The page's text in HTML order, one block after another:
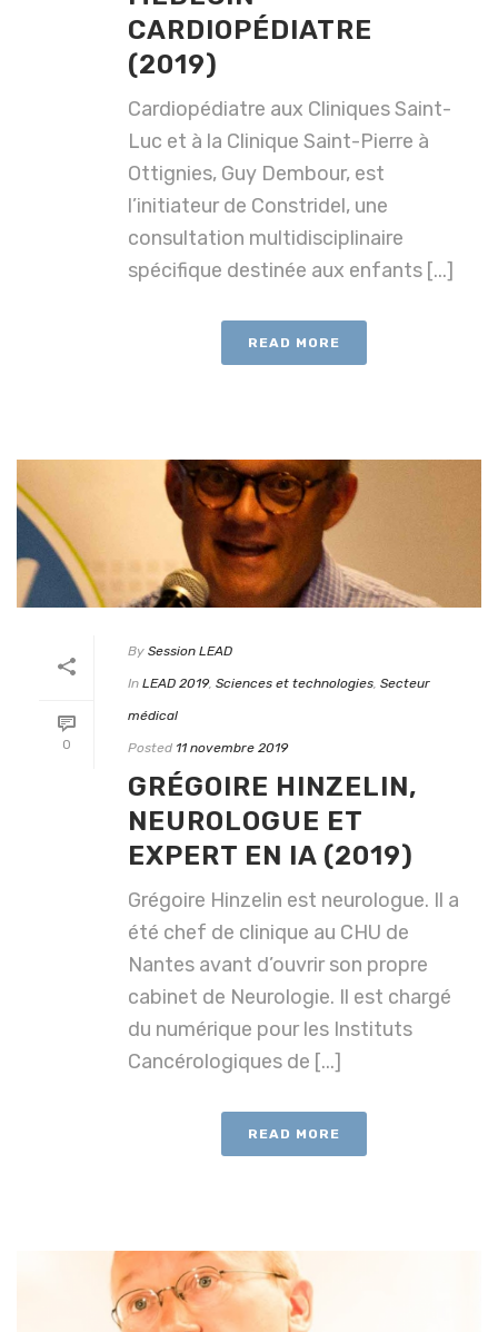
CARDIOPÉDIATRE
(2019)
Cardiopédiatre aux Cliniques Saint-
Luc et à la Clinique Saint-Pierre à
Ottignies, Guy Dembour, est
l’initiateur de Constridel, une
consultation multidisciplinaire
spécifique destinée aux enfants [...]
READ MORE
0
By Session LEAD
In LEAD 2019, Sciences et technologies, Secteur
médical
Posted 11 novembre 2019
GRÉGOIRE HINZELIN,
NEUROLOGUE ET
EXPERT EN IA (2019)
Grégoire Hinzelin est neurologue. Il a
été chef de clinique au CHU de
Nantes avant d’ouvrir son propre
cabinet de Neurologie. Il est chargé
du numérique pour les Instituts
Cancérologiques de [...]
READ MORE